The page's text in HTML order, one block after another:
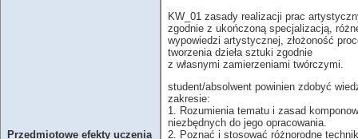
Przedmiotowe efekty uczenia
KW_01 zasady realizacji prac
zgodnie z ukończoną specjalizacją,
wypowiedzi artystycznej, złożoność
tworzenia dzieła sztuki zgodnie
z własnymi zamierzeniami twórczymi.
student/absolwent powinien zdobyć
zakresie:
1. Rozumienia tematu i zasad
niezbędnych do jego opracowania.
2. Poznać i stosować różnorodne